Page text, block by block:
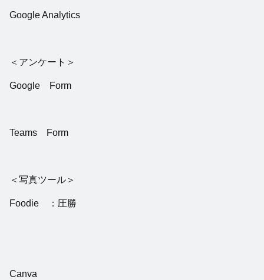
Google Analytics
＜アンケート＞
Google Form
Teams Form
＜写真ツール＞
Foodie ：圧勝
Canva